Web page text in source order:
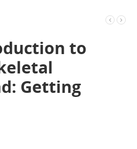
to
Getting